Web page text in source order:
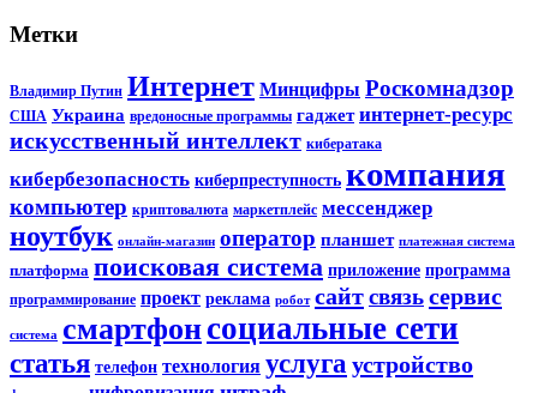
Метки
Владимир Путин Интернет Минцифры Роскомнадзор
США Украина вредоносные программы гаджет интернет-ресурс
искусственный интеллект кибератака
кибербезопасность киберпреступность компания
компьютер криптовалюта маркетплейс мессенджер
ноутбук онлайн-магазин оператор планшет платежная система
платформа поисковая система приложение программа
программирование проект реклама робот сайтсвязьсервис
система смартфонсоциальные сети
статья телефон технология услуга устройство